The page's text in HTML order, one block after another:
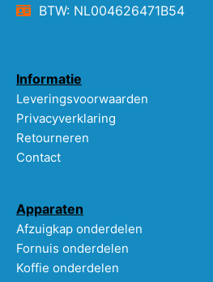
BTW: NL004626471B54
Informatie
Leveringsvoorwaarden
Privacyverklaring
Retourneren
Contact
Apparaten
Afzuigkap onderdelen
Fornuis onderdelen
Koffie onderdelen